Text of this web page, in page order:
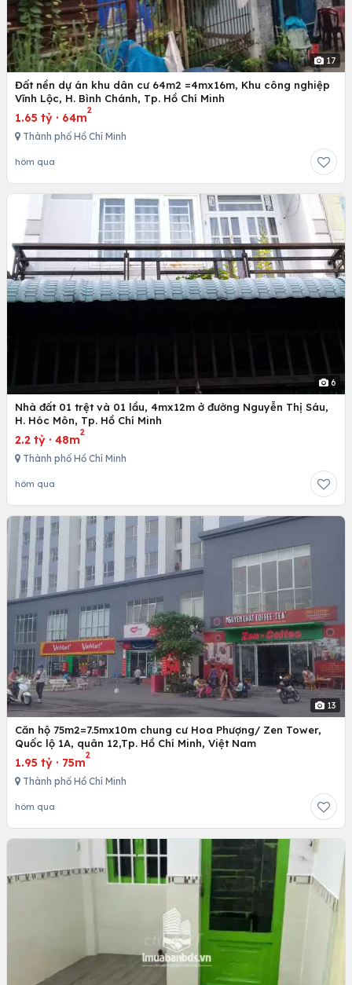
17
Đất nền dự án khu dân cư 64m2 =4mx16m, Khu công nghiệp
Vĩnh Lộc, H. Bình Chánh, Tp. Hồ Chí Minh
1.65 tỷ · 64m
2
Thành phố Hồ Chí Minh
hôm qua
6
Nhà đất 01 trệt và 01 lầu, 4mx12m ở đường Nguyễn Thị Sáu,
H. Hóc Môn, Tp. Hồ Chí Minh
2.2 tỷ · 48m
2
Thành phố Hồ Chí Minh
hôm qua
13
Căn hộ 75m2=7.5mx10m chung cư Hoa Phượng/ Zen Tower,
Quốc lộ 1A, quân 12,Tp. Hồ Chí Minh, Việt Nam
1.95 tỷ · 75m
2
Thành phố Hồ Chí Minh
hôm qua